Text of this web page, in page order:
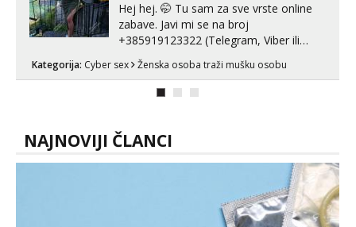
Hej hej. 🤭 Tu sam za sve vrste online
zabave. Javi mi se na broj
+385919123322 (Telegram, Viber ili
Whatsapp). 🤙 NE javljaj se na uzivo.
Hvala.
Kategorija: Cyber sex Ženska osoba traži mušku osobu
NAJNOVIJI ČLANCI